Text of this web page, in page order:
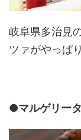
岐阜県多治見
ツァがやっぱ
●マルゲリー